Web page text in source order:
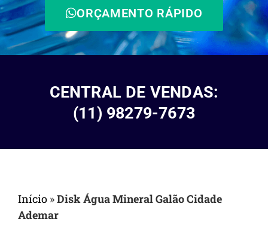
ORÇAMENTO RÁPIDO
CENTRAL DE VENDAS:
(11) 98279-7673
Início »Disk Água Mineral Galão Cidade
Ademar